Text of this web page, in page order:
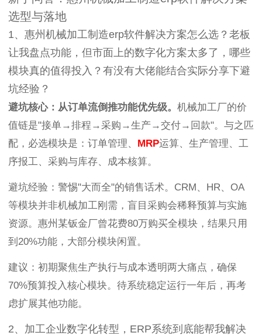
选型与落地
1、惠州机械加工制造erp软件解决方案怎么选？老板
让我盘点功能，但市面上的数字化方案太多了，哪些
模块真的值得投入？有没有大佬能结合实际分享下避
坑经验？
避坑核心：从订单流倒推功能优先级。 机械加工厂的价
值链是"接单→排程→采购→生产→交付→回款"。与之匹
配，必选模块是：订单管理、 MRP运算、生产管理、工
序报工、采购与库存、成本核算。
避坑经验：警惕"大而全"的销售话术。CRM、HR、OA
等模块并非机械加工刚需，盲目采购会稀释预算与实施
资源。惠州某钣金厂曾花费80万购买全模块，结果只用
到20%功能，大部分模块闲置。
建议：初期聚焦生产执行与成本透明两大痛点，确保
70%预算投入核心模块。待系统稳定运行一年后，再考
虑扩展其他功能。
2、加工企业数字化转型，ERP系统到底能帮我解决